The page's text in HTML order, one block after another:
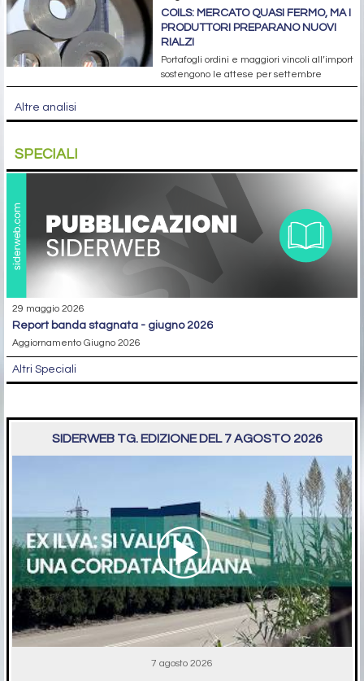
COILS: MERCATO QUASI FERMO, MA I
PRODUTTORI PREPARANO NUOVI
RIALZI
Portafogli ordini e maggiori vincoli all’import
sostengono le attese per settembre
Altre analisi
SPECIALI
29 maggio 2026
report banda stagnata - giugno 2026
Aggiornamento Giugno 2026
Altri Speciali
SIDERWEB TG. EDIZIONE DEL 7 AGOSTO 2026
7 agosto 2026